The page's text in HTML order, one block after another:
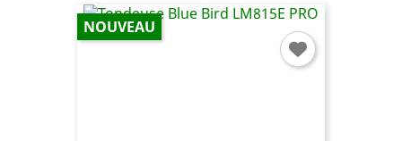
NOUVEAU